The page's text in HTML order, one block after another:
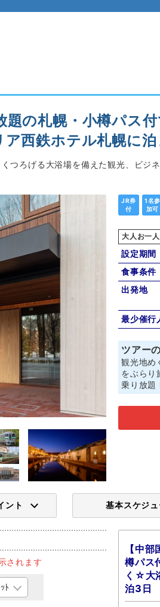
題の札幌・小樽パス
西鉄ホテル札幌に泊
つろげる大浴場を備えた観光、ビジ
JR券
付
1名参
加可
大人お一
設定期間
食事条件
出発地
最少催行
ツアー
観光地め
をぶら
乗り放題
ント 基本スケジ
されます
【中
樽パス
く☆大
泊3日